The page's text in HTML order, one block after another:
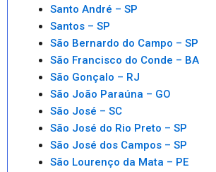
Santo André – SP
Santos – SP
São Bernardo do Campo – SP
São Francisco do Conde – BA
São Gonçalo – RJ
São João Paraúna – GO
São José – SC
São José do Rio Preto – SP
São José dos Campos – SP
São Lourenço da Mata – PE